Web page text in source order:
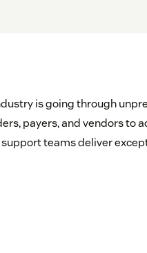
is going through
payers, and vendors to
teams deliver